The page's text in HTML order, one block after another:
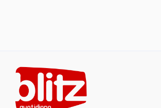
content